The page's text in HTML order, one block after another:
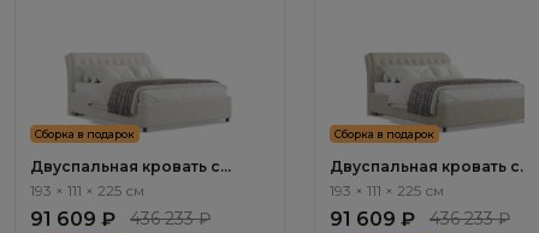
Сборка в подарок
Двуспальная кровать с
подъемным механизмом
193 × 111 × 225 см
91 609 ₽ 436 233 ₽
Сборка в подарок
Двуспальная кровать с
подъемным механизмом
193 × 111 × 225 см
91 609 ₽ 436 233 ₽